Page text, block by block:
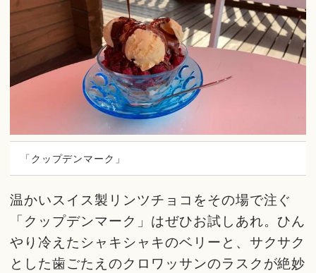
「クップデンマーク」
温かいスイス製リンツチョコをその場で注ぐ
「クップデンマーク」はぜひお試しあれ。ひん
やり冷えたシャキシャキのベリーと、サクサク
とした歯ごたえのクロワッサンのラスクが絶妙